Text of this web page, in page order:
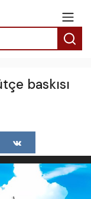
baskısı